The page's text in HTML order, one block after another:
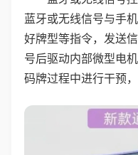
蓝牙或无线信号与手
好牌型等指令，发送
号后驱动内部微型电
码牌过程中进行干预，